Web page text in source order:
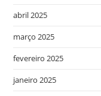
abril 2025
março 2025
fevereiro 2025
janeiro 2025